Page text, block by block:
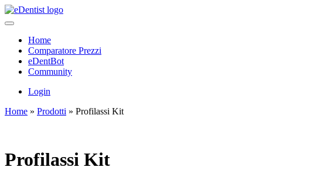
Home
Comparatore Prezzi
eDentBot
Community
Login
Home » Prodotti » Profilassi Kit
Profilassi Kit